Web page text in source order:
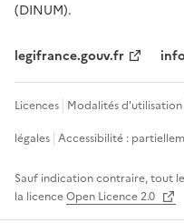
(DINUM).
legifrance.gouv.fr
Licences Modalités d'utilisation
légales Accessibilité :
Sauf indication contraire, tout
la licenceOpen Licence 2.0